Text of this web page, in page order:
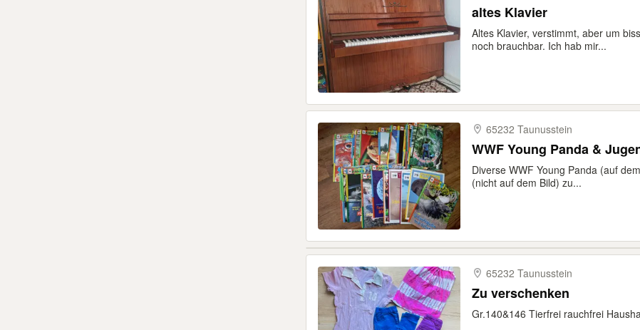
altes Klavier
Altes Klavier, verstimmt, aber um
noch brauchbar. Ich hab mir...
65232 Taunusstein
WWF Young Panda &
Diverse WWF Young Panda (auf
(nicht auf dem Bild) zu...
65232 Taunusstein
Zu verschenken
Gr.140&146 Tierfrei rauchfrei